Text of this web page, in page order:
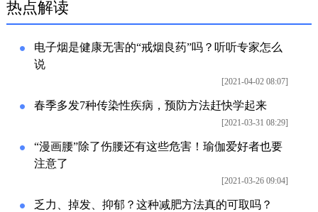
热点解读
电子烟是健康无害的“戒烟良药”吗？听听专家怎么
说
[2021-04-02 08:07]
春季多发7种传染性疾病，预防方法赶快学起来
[2021-03-31 08:29]
“漫画腰”除了伤腰还有这些危害！瑜伽爱好者也要
注意了
[2021-03-26 09:04]
乏力、掉发、抑郁？这种减肥方法真的可取吗？